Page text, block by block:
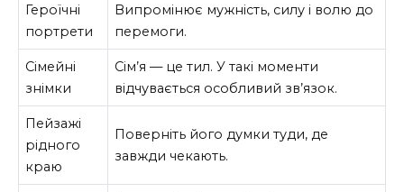
Героїчні
портрети
Випромінює мужність, силу і волю до
перемоги.
Сімейні
знімки
Сім’я — це тил. У такі моменти
відчувається особливий зв’язок.
Пейзажі
рідного
краю
Поверніть його думки туди, де
завжди чекають.